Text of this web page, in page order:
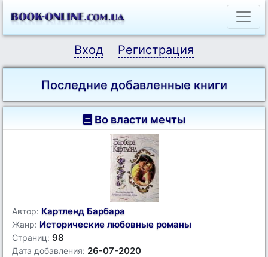
Вход Регистрация
Последние добавленные книги
Во власти мечты
Автор: Картленд Барбара
Жанр: Исторические любовные романы
Страниц: 98
Дата добавления: 26-07-2020